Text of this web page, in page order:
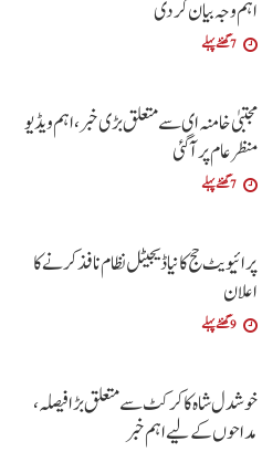
اہم وجہ بیان کر دی
7 گھنٹے پہلے
مجتبیٰ خامنہ ای سے متعلق بڑی خبر، اہم ویڈیو
منظرعام پر آگئی
7 گھنٹے پہلے
پرائیویٹ حج کا نیا ڈیجیٹل نظام نافذ کرنے کا
اعلان
9 گھنٹے پہلے
خوشدل شاہ کا کرکٹ سے متعلق بڑا فیصلہ،
مداحوں کے لیے اہم خبر